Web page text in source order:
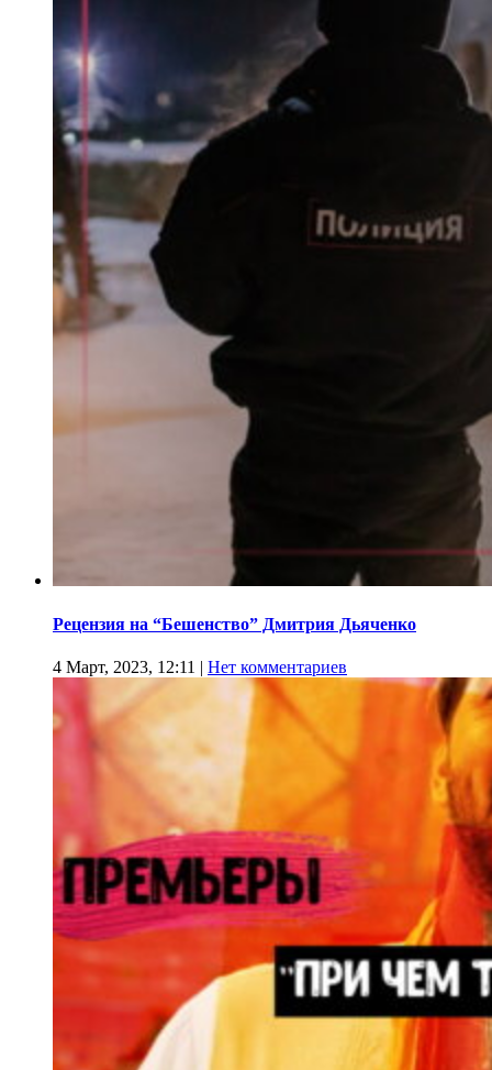
Рецензия на “Бешенство” Дмитрия Дьяченко
4 Март, 2023, 12:11 | Нет комментариев